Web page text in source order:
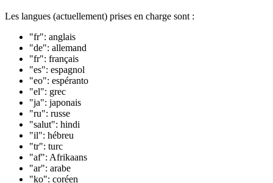
Un homme, 12+ langues
Les langues (actuellement) prises en charge sont :
"fr": anglais
"de": allemand
"fr": français
"es": espagnol
"eo": espéranto
"el": grec
"ja": japonais
"ru": russe
"salut": hindi
"il": hébreu
"tr": turc